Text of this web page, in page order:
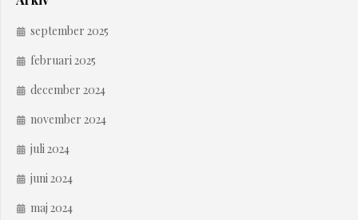
september 2025
februari 2025
december 2024
november 2024
juli 2024
juni 2024
maj 2024